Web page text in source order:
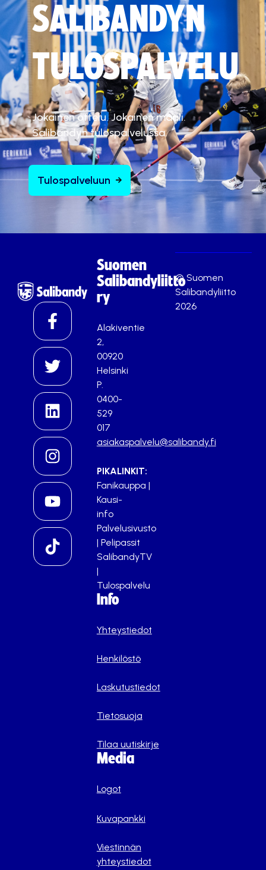
SALIBANDYN
TULOSPALVELU
Jokainen ottelu. Jokainen maali.
Salibandyn tulospalvelussa.
Tulospalveluun
Suomen
Salibandyliitto
ry
Alakiventie
2,
00920
Helsinki
P.
0400-
529
017
asiakaspalvelu@salibandy.fi
PIKALINKIT:
Fanikauppa |
Kausi-
info
Palvelusivusto
| Pelipassit
SalibandyTV
|
Tulospalvelu
Info
Yhteystiedot
Henkilöstö
Laskutustiedot
Tietosuoja
Tilaa uutiskirje
Media
Logot
Kuvapankki
Viestinnän
yhteystiedot
© Suomen
Salibandyliitto
2026